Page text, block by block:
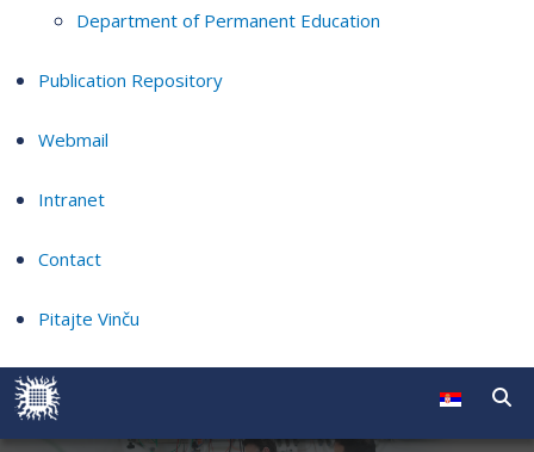
Department of Permanent Education
Publication Repository
Webmail
Intranet
Contact
Pitajte Vinču